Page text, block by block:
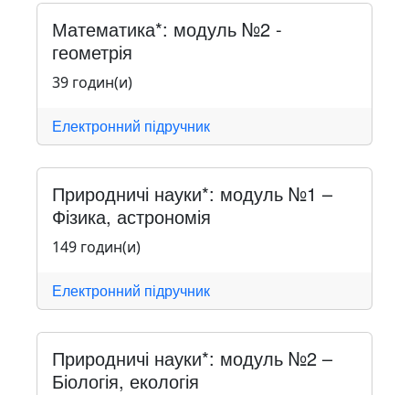
Математика*: модуль №2 -
геометрія
39 годин(и)
Електронний підручник
Природничі науки*: модуль №1 –
Фізика, астрономія
149 годин(и)
Електронний підручник
Природничі науки*: модуль №2 –
Біологія, екологія